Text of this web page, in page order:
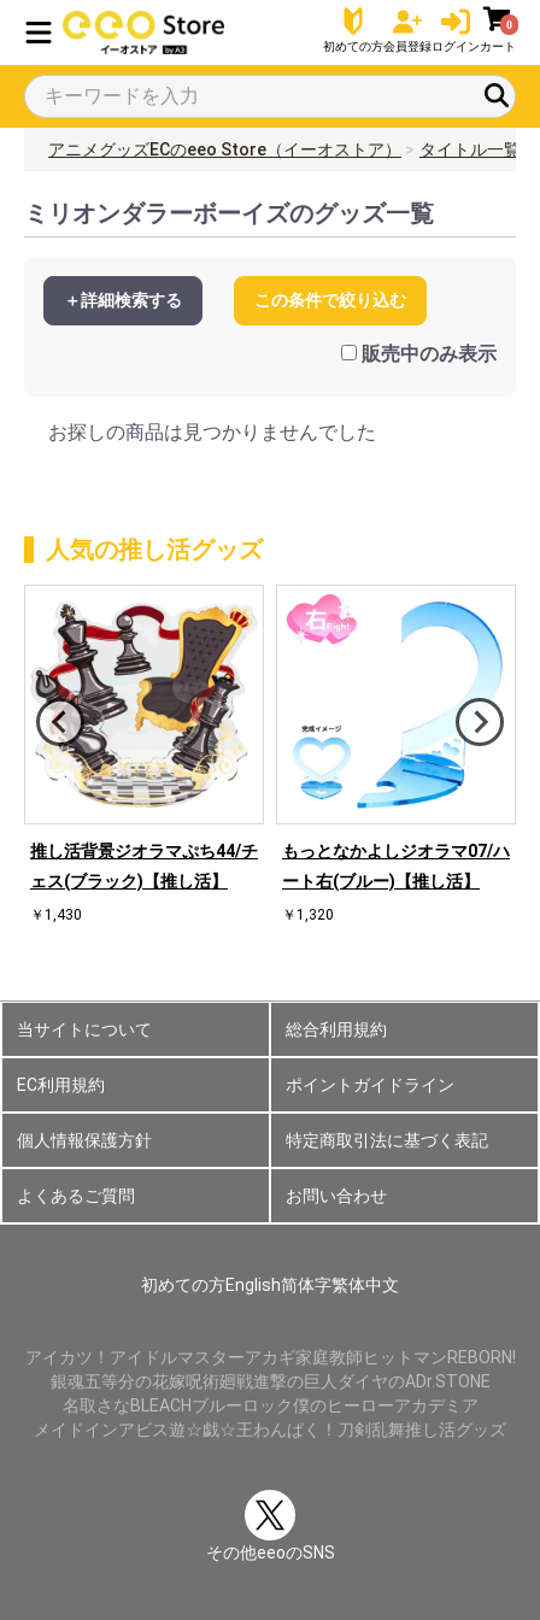
初めての方会員登録ログイン
0
カート
アニメグッズECのeeo Store（イーオストア） タイトル一覧
ミリオンダラーボーイズのグッズ一覧
＋詳細検索する この条件で絞り込む
販売中のみ表示
お探しの商品は見つかりませんでした
人気の推し活グッズ
推し活背景ジオラマぷち44/チ
ェス(ブラック)【推し活】
￥1,430
もっとなかよしジオラマ07/ハ
ート右(ブルー)【推し活】
￥1,320
当サイトについて 総合利用規約
EC利用規約 ポイントガイドライン
個人情報保護方針 特定商取引法に基づく表記
よくあるご質問 お問い合わせ
初めての方English简体字繁体中文
アイカツ！ アイドルマスターアカギ家庭教師ヒットマンREBORN!
銀魂五等分の花嫁呪術廻戦進撃の巨人 ダイヤのADr.STONE
名取さなBLEACHブルーロック僕のヒーローアカデミア
メイドインアビス遊☆戯☆王わんぱく！刀剣乱舞推し活グッズ
その他eeoのSNS